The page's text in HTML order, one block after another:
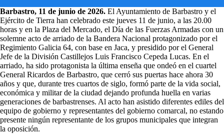
Barbastro, 11 de junio de 2026. El Ayuntamiento de Barbastro y el
Ejército de Tierra han celebrado este jueves 11 de junio, a las 20.00
horas y en la Plaza del Mercado, el Día de las Fuerzas Armadas con un
solemne acto de arriado de la Bandera Nacional protagonizado por el
Regimiento Galicia 64, con base en Jaca, y presidido por el General
Jefe de la División Castillejos Luis Francisco Cepeda Lucas. En el
arriado, ha sido protagonista la última enseña que ondeó en el cuartel
General Ricardos de Barbastro, que cerró sus puertas hace ahora 30
años y que, durante tres cuartos de siglo, formó parte de la vida social,
económica y militar de la ciudad dejando profunda huella en varias
generaciones de barbastrenses. Al acto han asistido diferentes ediles del
equipo de gobierno y representantes del gobierno comarcal, no estando
presente ningún representante de los grupos municipales que integran
la oposición.